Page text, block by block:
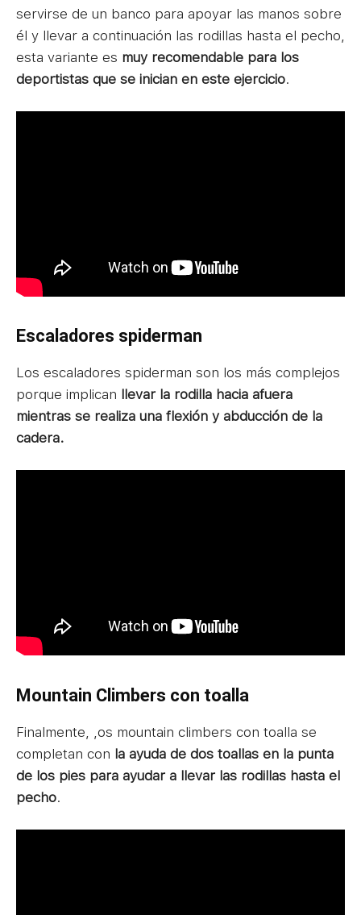
servirse de un banco para apoyar las manos sobre
él y llevar a continuación las rodillas hasta el pecho,
esta variante es muy recomendable para los
deportistas que se inician en este ejercicio.
Escaladores spiderman
Los escaladores spiderman son los más complejos
porque implican llevar la rodilla hacia afuera
mientras se realiza una flexión y abducción de la
cadera.
Mountain Climbers con toalla
Finalmente, ,os mountain climbers con toalla se
completan con la ayuda de dos toallas en la punta
de los pies para ayudar a llevar las rodillas hasta el
pecho.